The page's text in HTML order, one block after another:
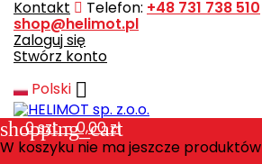
Kontakt Telefon: +48 731 738 510
shop@helimot.pl
Zaloguj się
Stwórz konto
Polski 
shopping_cart
0szt. - 0,00 zł
W koszyku nie ma jeszcze produktów